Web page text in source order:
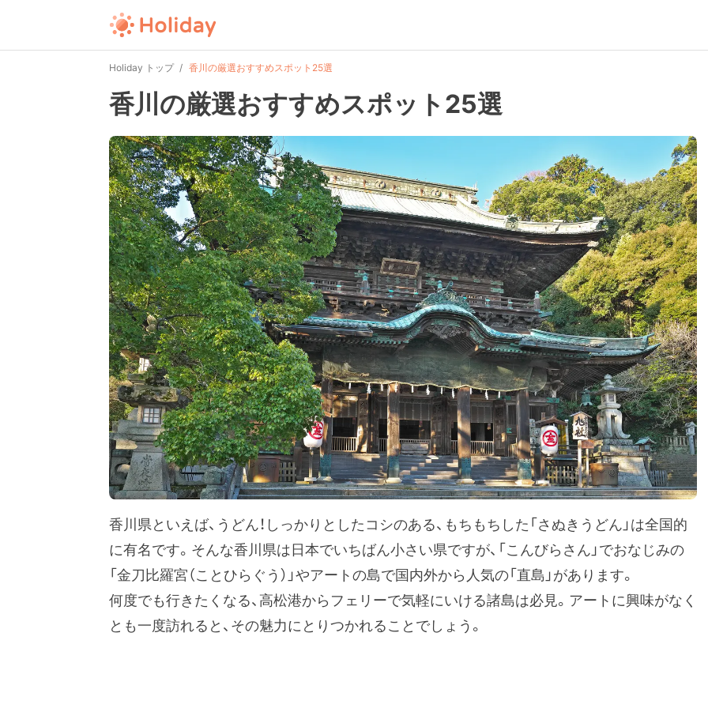
Holiday トップ 香川の厳選おすすめスポット25選
香川の厳選おすすめスポット25選
香川県といえば、うどん！しっかりとしたコシのある、もちもちした「さぬきうどん」は全国的
に有名です。そんな香川県は日本でいちばん小さい県ですが、「こんびらさん」でおなじみの
「金刀比羅宮（ことひらぐう）」やアートの島で国内外から人気の「直島」があります。
何度でも行きたくなる、高松港からフェリーで気軽にいける諸島は必見。アートに興味がなく
とも一度訪れると、その魅力にとりつかれることでしょう。